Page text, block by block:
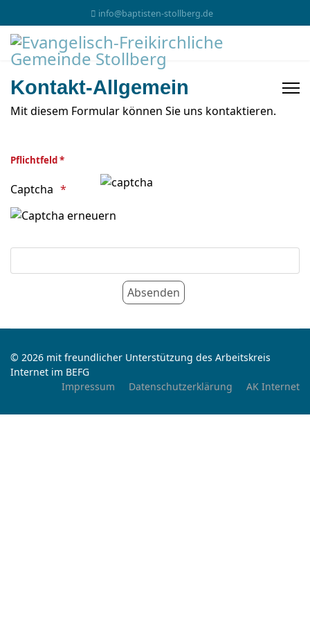
info@baptisten-stollberg.de
Kontakt-Allgemein
Mit diesem Formular können Sie uns kontaktieren.
Pflichtfeld *
Captcha
© 2026 mit freundlicher Unterstützung des Arbeitskreis
Internet im BEFG
Impressum
Datenschutzerklärung AK Internet